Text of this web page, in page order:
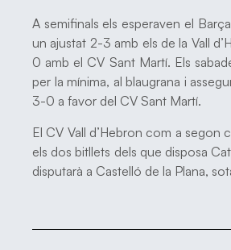
A semifinals els esperaven el
un ajustat 2-3 amb els de la Vall
0 amb el CV Sant Martí. Els
per la mínima, al blaugrana i
3-0 a favor del CV Sant Martí.
El CV Vall d’Hebron com a
els dos bitllets dels que disposa
disputarà a Castelló de la Plana,